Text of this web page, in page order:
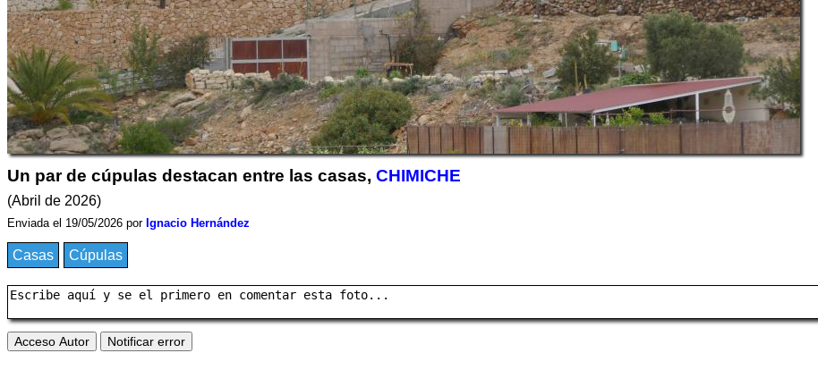
Un par de cúpulas destacan entre las casas, CHIMICHE
(Abril de 2026)
Enviada el 19/05/2026 por Ignacio Hernández
Casas Cúpulas